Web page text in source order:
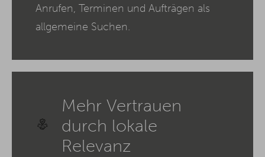
Anrufen, Terminen und Aufträgen als
allgemeine Suchen.
Mehr Vertrauen
durch lokale
Relevanz